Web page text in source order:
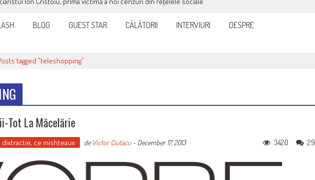
BLOG GUEST STAR CĂLĂTORII INTERVIURI DESPRE
tagged "teleshopping"
Tot La Măcelărie
dixtractie, ce mishteaux de Victor Ciutacu- December 17, 2013 29
3420